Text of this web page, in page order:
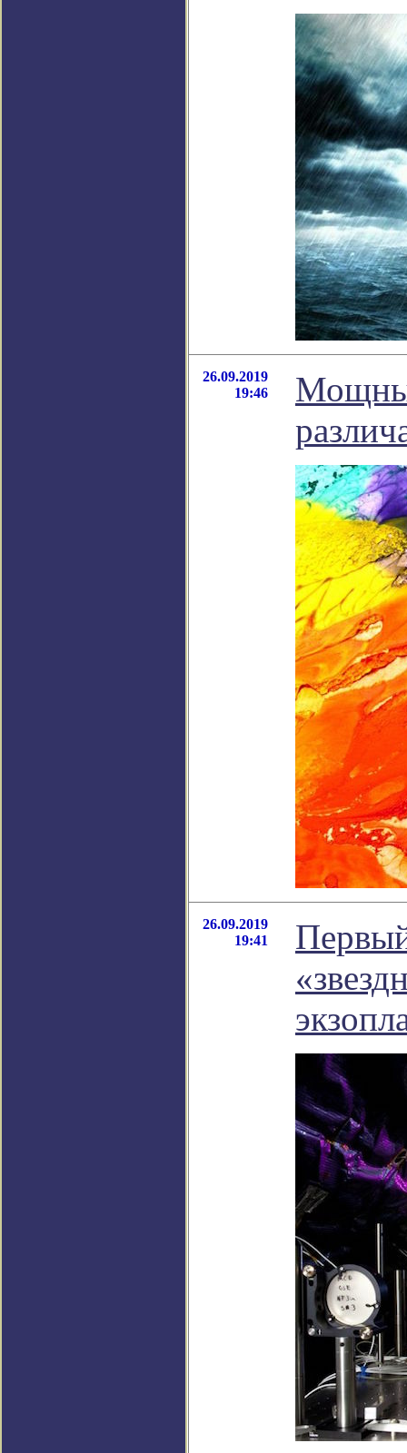
26.09.2019
19:46
26.09.2019
19:41